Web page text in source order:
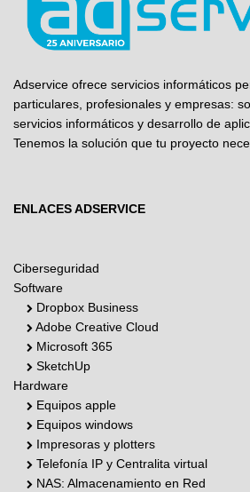
Adservice ofrece servicios informáticos
particulares, profesionales y empresas:
servicios informáticos y desarrollo de
Tenemos la solución que tu proyecto
ENLACES ADSERVICE
Ciberseguridad
Software
Dropbox Business
Adobe Creative Cloud
Microsoft 365
SketchUp
Hardware
Equipos apple
Equipos windows
Impresoras y plotters
Telefonía IP y Centralita virtual
NAS: Almacenamiento en Red